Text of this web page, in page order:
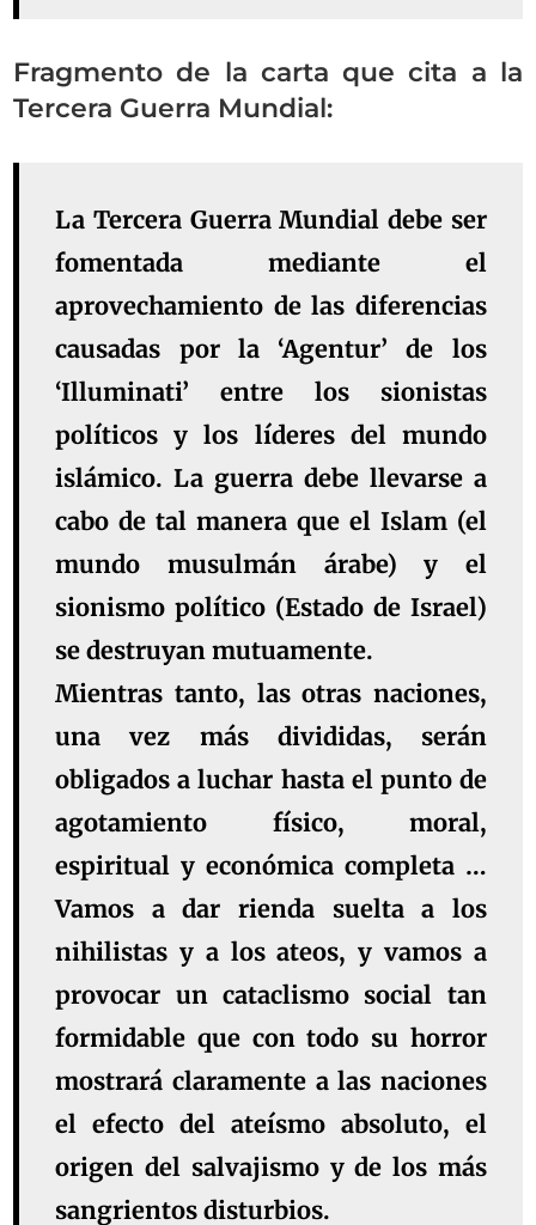
Fragmento de la carta que cita a la
Tercera Guerra Mundial:
La Tercera Guerra Mundial debe ser
fomentada mediante el
aprovechamiento de las diferencias
causadas por la ‘Agentur’ de los
‘Illuminati’ entre los sionistas
políticos y los líderes del mundo
islámico. La guerra debe llevarse a
cabo de tal manera que el Islam (el
mundo musulmán árabe) y el
sionismo político (Estado de Israel)
se destruyan mutuamente.
Mientras tanto, las otras naciones,
una vez más divididas, serán
obligados a luchar hasta el punto de
agotamiento físico, moral,
espiritual y económica completa …
Vamos a dar rienda suelta a los
nihilistas y a los ateos, y vamos a
provocar un cataclismo social tan
formidable que con todo su horror
mostrará claramente a las naciones
el efecto del ateísmo absoluto, el
origen del salvajismo y de los más
sangrientos disturbios.